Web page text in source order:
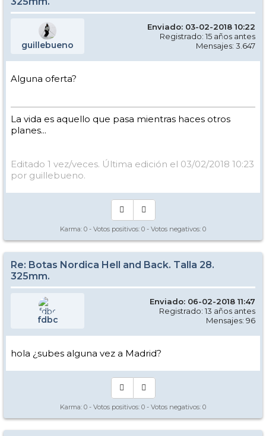
guillebueno
Enviado: 03-02-2018 10:22
Registrado: 15 años antes
Mensajes: 3.647
Alguna oferta?
La vida es aquello que pasa mientras haces otros
planes...
Editado 1 vez/veces. Última edición el 03/02/2018 10:23
por guillebueno.
Karma: 0 - Votos positivos: 0 - Votos negativos: 0
Re: Botas Nordica Hell and Back. Talla 28.
325mm.
fdbc
Enviado: 06-02-2018 11:47
Registrado: 13 años antes
Mensajes: 96
hola ¿subes alguna vez a Madrid?
Karma: 0 - Votos positivos: 0 - Votos negativos: 0